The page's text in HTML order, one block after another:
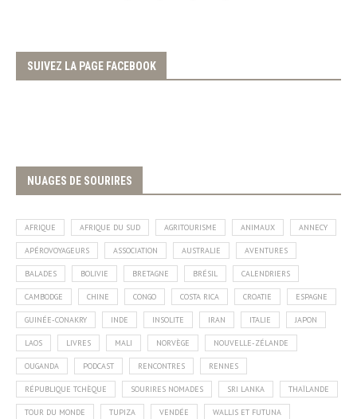
SUIVEZ LA PAGE FACEBOOK
NUAGES DE SOURIRES
AFRIQUE AFRIQUE DU SUD AGRITOURISME ANIMAUX ANNECY
APÉROVOYAGEURS ASSOCIATION AUSTRALIE AVENTURES
BALADES BOLIVIE BRETAGNE BRÉSIL CALENDRIERS
CAMBODGE CHINE CONGO COSTA RICA CROATIE ESPAGNE
GUINÉE-CONAKRY INDE INSOLITE IRAN ITALIE JAPON
LAOS LIVRES MALI NORVÈGE NOUVELLE-ZÉLANDE
OUGANDA PODCAST RENCONTRES RENNES
RÉPUBLIQUE TCHÈQUE SOURIRES NOMADES SRI LANKA THAÏLANDE
TOUR DU MONDE TUPIZA VENDÉE WALLIS ET FUTUNA